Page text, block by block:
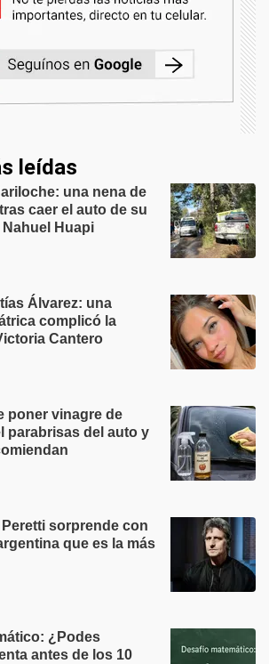
leídas
una nena de
caer el auto de su
Huapi
Álvarez: una
complicó la
Cantero
poner vinagre de
parabrisas del auto y
sorprende con
que es la más
¿Podes
antes de los 10